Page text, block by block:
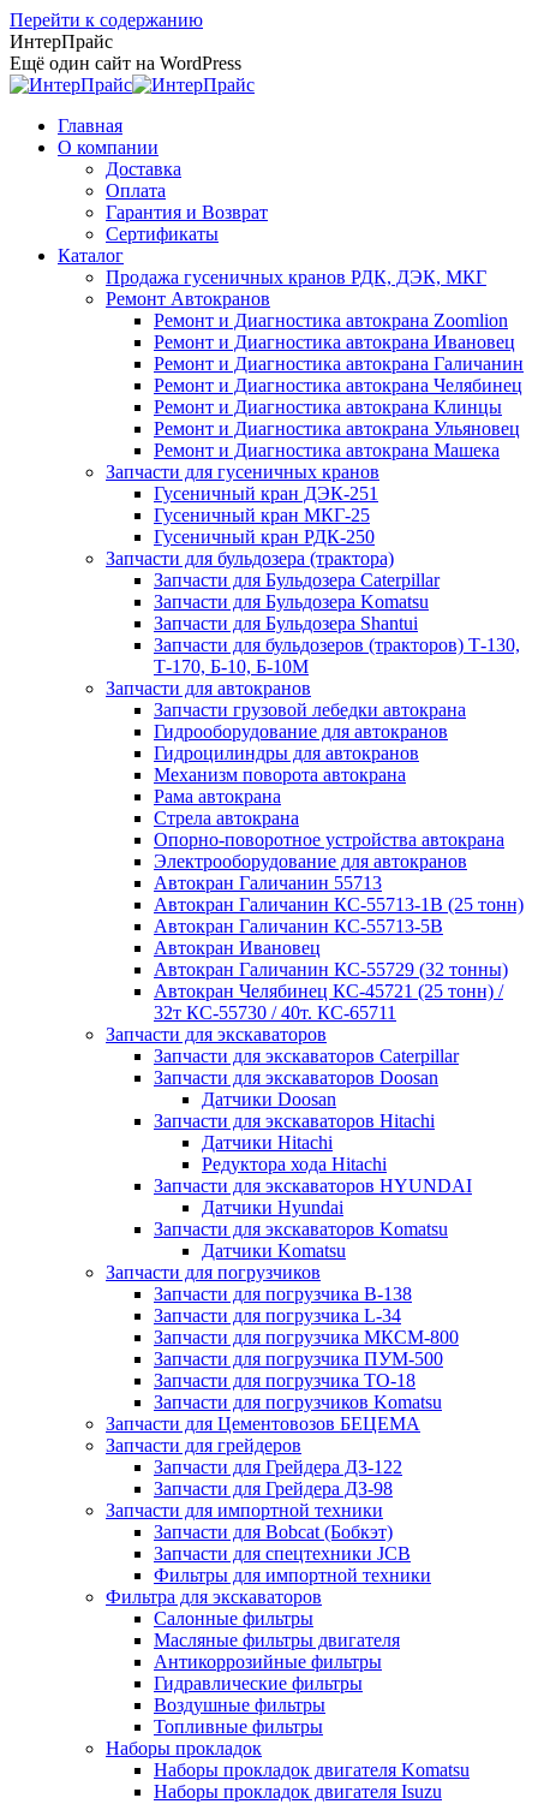
Перейти к содержанию
ИнтерПрайс
Ещё один сайт на WordPress
Главная
О компании
Доставка
Оплата
Гарантия и Возврат
Сертификаты
Каталог
Продажа гусеничных кранов РДК, ДЭК, МКГ
Ремонт Автокранов
Ремонт и Диагностика автокрана Zoomlion
Ремонт и Диагностика автокрана Ивановец
Ремонт и Диагностика автокрана Галичанин
Ремонт и Диагностика автокрана Челябинец
Ремонт и Диагностика автокрана Клинцы
Ремонт и Диагностика автокрана Ульяновец
Ремонт и Диагностика автокрана Машека
Запчасти для гусеничных кранов
Гусеничный кран ДЭК-251
Гусеничный кран МКГ-25
Гусеничный кран РДК-250
Запчасти для бульдозера (трактора)
Запчасти для Бульдозера Caterpillar
Запчасти для Бульдозера Komatsu
Запчасти для Бульдозера Shantui
Запчасти для бульдозеров (тракторов) Т-130,
Т-170, Б-10, Б-10М
Запчасти для автокранов
Запчасти грузовой лебедки автокрана
Гидрооборудование для автокранов
Гидроцилиндры для автокранов
Механизм поворота автокрана
Рама автокрана
Стрела автокрана
Опорно-поворотное устройства автокрана
Электрооборудование для автокранов
Автокран Галичанин 55713
Автокран Галичанин КС-55713-1В (25 тонн)
Автокран Галичанин КС-55713-5В
Автокран Ивановец
Автокран Галичанин КС-55729 (32 тонны)
Автокран Челябинец КС-45721 (25 тонн) /
32т КС-55730 / 40т. КС-65711
Запчасти для экскаваторов
Запчасти для экскаваторов Caterpillar
Запчасти для экскаваторов Doosan
Датчики Doosan
Запчасти для экскаваторов Hitachi
Датчики Hitachi
Редуктора хода Hitachi
Запчасти для экскаваторов HYUNDAI
Датчики Hyundai
Запчасти для экскаваторов Komatsu
Датчики Komatsu
Запчасти для погрузчиков
Запчасти для погрузчика B-138
Запчасти для погрузчика L-34
Запчасти для погрузчика МКСМ-800
Запчасти для погрузчика ПУМ-500
Запчасти для погрузчика ТО-18
Запчасти для погрузчиков Komatsu
Запчасти для Цементовозов БЕЦЕМА
Запчасти для грейдеров
Запчасти для Грейдера ДЗ-122
Запчасти для Грейдера ДЗ-98
Запчасти для импортной техники
Запчасти для Bobcat (Бобкэт)
Запчасти для спецтехники JCB
Фильтры для импортной техники
Фильтра для экскаваторов
Салонные фильтры
Масляные фильтры двигателя
Антикоррозийные фильтры
Гидравлические фильтры
Воздушные фильтры
Топливные фильтры
Наборы прокладок
Наборы прокладок двигателя Komatsu
Наборы прокладок двигателя Isuzu